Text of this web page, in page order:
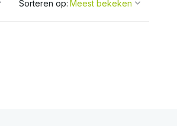
Sorteren op: